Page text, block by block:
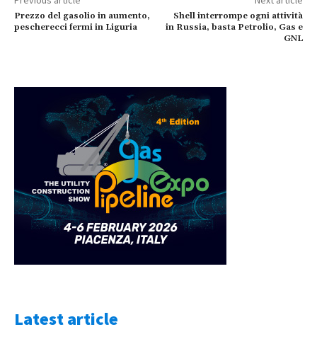
Prezzo del gasolio in aumento,
pescherecci fermi in Liguria
Shell interrompe ogni attività
in Russia, basta Petrolio, Gas e
GNL
Latest article